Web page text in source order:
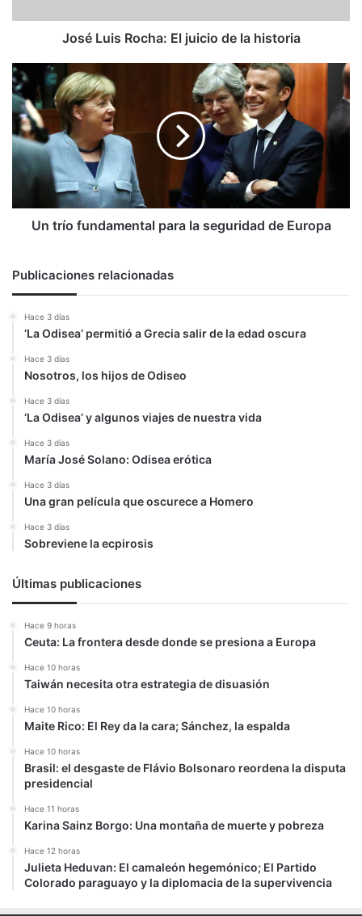
José Luis Rocha: El juicio de la historia
Un
trío
fundamental
para
la
seguridad
de
Europa
Un trío fundamental para la seguridad de Europa
Publicaciones relacionadas
Hace 3 días
‘La Odisea’ permitió a Grecia salir de la edad oscura
Hace 3 días
Nosotros, los hijos de Odiseo
Hace 3 días
‘La Odisea’ y algunos viajes de nuestra vida
Hace 3 días
María José Solano: Odisea erótica
Hace 3 días
Una gran película que oscurece a Homero
Hace 3 días
Sobreviene la ecpirosis
Últimas publicaciones
Hace 9 horas
Ceuta: La frontera desde donde se presiona a Europa
Hace 10 horas
Taiwán necesita otra estrategia de disuasión
Hace 10 horas
Maite Rico: El Rey da la cara; Sánchez, la espalda
Hace 10 horas
Brasil: el desgaste de Flávio Bolsonaro reordena la disputa
presidencial
Hace 11 horas
Karina Sainz Borgo: Una montaña de muerte y pobreza
Hace 12 horas
Julieta Heduvan: El camaleón hegemónico; El Partido
Colorado paraguayo y la diplomacia de la supervivencia